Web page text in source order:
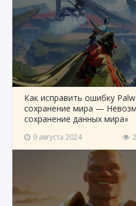
Как исправить ошибку
сохранение мира —
сохранение данных мира»
9 августа 2024